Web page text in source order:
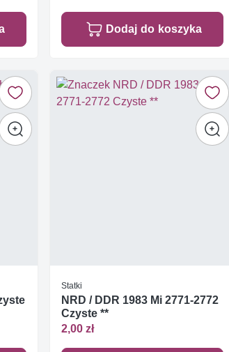
Dodaj do koszyka
Statki
NRD / DDR 1983 Mi 2771-2772
Czyste **
2,00 zł